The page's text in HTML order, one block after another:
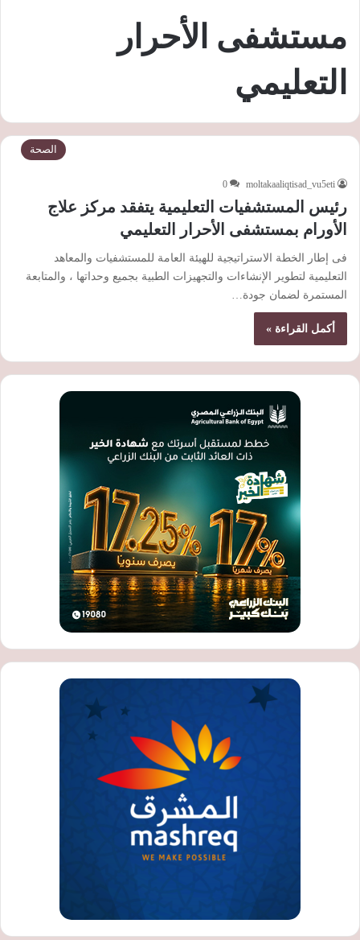
مستشفى الأحرار
التعليمي
الصحة
moltakaaliqtisad_vu5eti
0
رئيس المستشفيات التعليمية يتفقد مركز علاج
الأورام بمستشفى الأحرار التعليمي
فى إطار الخطة الاستراتيجية للهيئة العامة للمستشفيات والمعاهد
التعليمية لتطوير الإنشاءات والتجهيزات الطبية بجميع وحداتها ، والمتابعة
المستمرة لضمان جودة…
أكمل القراءة »